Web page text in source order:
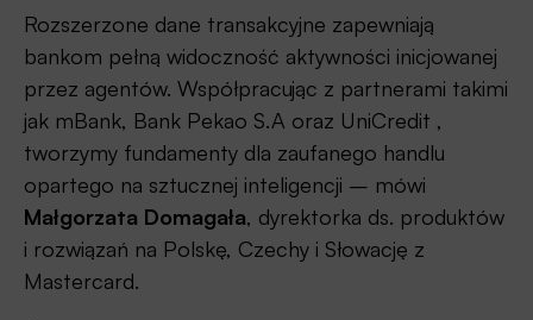
Rozszerzone dane transakcyjne zapewniają
bankom pełną widoczność aktywności inicjowanej
przez agentów. Współpracując z partnerami takimi
jak mBank, Bank Pekao S.A oraz UniCredit ,
tworzymy fundamenty dla zaufanego handlu
opartego na sztucznej inteligencji – mówi
Małgorzata Domagała, dyrektorka ds. produktów
i rozwiązań na Polskę, Czechy i Słowację z
Mastercard.